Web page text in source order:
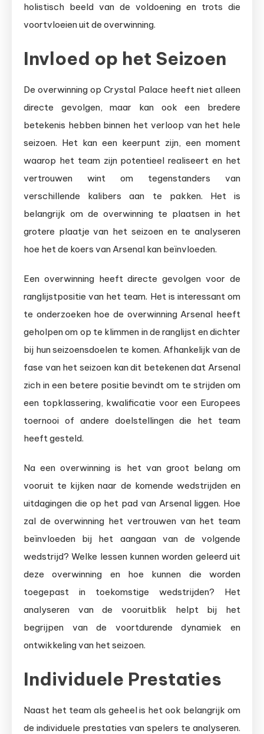
holistisch beeld van de voldoening en trots die
voortvloeien uit de overwinning.
Invloed op het Seizoen
De overwinning op Crystal Palace heeft niet alleen
directe gevolgen, maar kan ook een bredere
betekenis hebben binnen het verloop van het hele
seizoen. Het kan een keerpunt zijn, een moment
waarop het team zijn potentieel realiseert en het
vertrouwen wint om tegenstanders van
verschillende kalibers aan te pakken. Het is
belangrijk om de overwinning te plaatsen in het
grotere plaatje van het seizoen en te analyseren
hoe het de koers van Arsenal kan beïnvloeden.
Een overwinning heeft directe gevolgen voor de
ranglijstpositie van het team. Het is interessant om
te onderzoeken hoe de overwinning Arsenal heeft
geholpen om op te klimmen in de ranglijst en dichter
bij hun seizoensdoelen te komen. Afhankelijk van de
fase van het seizoen kan dit betekenen dat Arsenal
zich in een betere positie bevindt om te strijden om
een topklassering, kwalificatie voor een Europees
toernooi of andere doelstellingen die het team
heeft gesteld.
Na een overwinning is het van groot belang om
vooruit te kijken naar de komende wedstrijden en
uitdagingen die op het pad van Arsenal liggen. Hoe
zal de overwinning het vertrouwen van het team
beïnvloeden bij het aangaan van de volgende
wedstrijd? Welke lessen kunnen worden geleerd uit
deze overwinning en hoe kunnen die worden
toegepast in toekomstige wedstrijden? Het
analyseren van de vooruitblik helpt bij het
begrijpen van de voortdurende dynamiek en
ontwikkeling van het seizoen.
Individuele Prestaties
Naast het team als geheel is het ook belangrijk om
de individuele prestaties van spelers te analyseren.